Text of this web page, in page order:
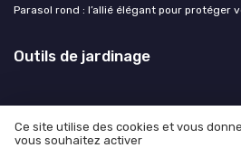
Parasol rond : l’allié élégant pour protéger
Outils de jardinage
Mentions légales
Ce site utilise des cookies et vous
vous souhaitez activer